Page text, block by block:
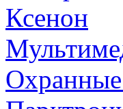
Ксенон